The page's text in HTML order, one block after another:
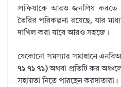
প্রক্রিয়াকে আরও জনপ্রিয়
তৈরির পরিকল্পনা রয়েছে, যার
দাখিল করা যাবে আরও সহজে।
যেকোনো সমস্যার সমাধানে
৭১ ৭১ ৭১)অথবা প্রতিটি কর
সহায়তা নিতে পারছেন করদাতারা।